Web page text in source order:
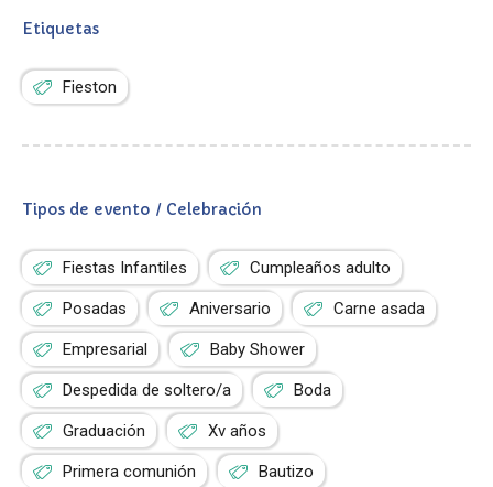
Etiquetas
Fieston
Tipos de evento / Celebración
Fiestas Infantiles Cumpleaños adulto
Posadas Aniversario Carne asada
Empresarial Baby Shower
Despedida de soltero/a Boda
Graduación Xv años
Primera comunión Bautizo